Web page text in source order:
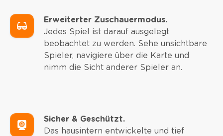
Erweiterter Zuschauermodus.
Jedes Spiel ist darauf ausgelegt
beobachtet zu werden. Sehe unsichtbare
Spieler, navigiere über die Karte und
nimm die Sicht anderer Spieler an.
Sicher & Geschützt.
Das hausintern entwickelte und tief